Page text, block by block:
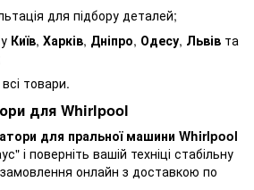
для підбору деталей;
Київ, Харків, Дніпро, Одесу, Львів та
товари.
для Whirlpool
для пральної машини Whirlpool
і поверніть вашій техніці стабільну
онлайн з доставкою по